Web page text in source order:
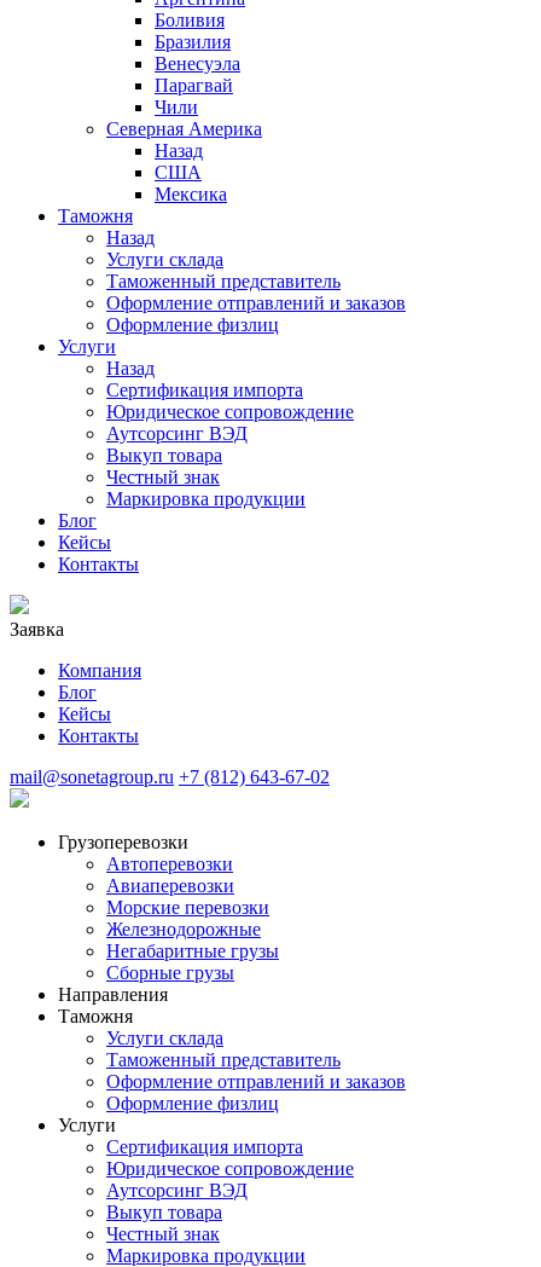
Боливия
Бразилия
Венесуэла
Парагвай
Чили
Северная Америка
Назад
США
Мексика
Таможня
Назад
Услуги склада
Таможенный представитель
Оформление отправлений и заказов
Оформление физлиц
Услуги
Назад
Сертификация импорта
Юридическое сопровождение
Аутсорсинг ВЭД
Выкуп товара
Честный знак
Маркировка продукции
Блог
Кейсы
Контакты
Заявка
Компания
Блог
Кейсы
Контакты
mail@sonetagroup.ru +7 (812) 643-67-02
Грузоперевозки
Автоперевозки
Авиаперевозки
Морские перевозки
Железнодорожные
Негабаритные грузы
Сборные грузы
Направления
Таможня
Услуги склада
Таможенный представитель
Оформление отправлений и заказов
Оформление физлиц
Услуги
Сертификация импорта
Юридическое сопровождение
Аутсорсинг ВЭД
Выкуп товара
Честный знак
Маркировка продукции